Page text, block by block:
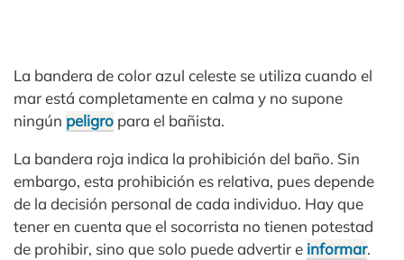
La bandera de color azul celeste se utiliza cuando el
mar está completamente en calma y no supone
ningún peligro para el bañista.
La bandera roja indica la prohibición del baño. Sin
embargo, esta prohibición es relativa, pues depende
de la decisión personal de cada individuo. Hay que
tener en cuenta que el socorrista no tienen potestad
de prohibir, sino que solo puede advertir e informar.